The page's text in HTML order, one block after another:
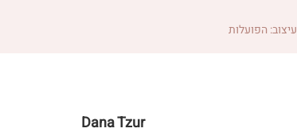
עיצוב: הפועלות
Dana Tzur